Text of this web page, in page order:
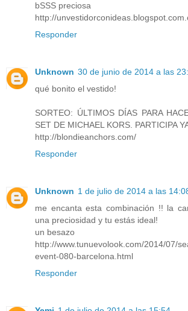
bSSS preciosa
http://
Responder
Unknown 30 de junio de 2014 a las
qué bonito el vestido!
SORTEO: ÚLTIMOS DÍAS PARA
SET DE MICHAEL KORS. PARTICIPA
http://blondieanchors.com/
Responder
Unknown 1 de julio de 2014 a las
me encanta esta combinación !! la
una preciosidad y tu estás ideal!
un besazo
http://www.tunuevolook.com/2014/07/
event-080-barcelona.html
Responder